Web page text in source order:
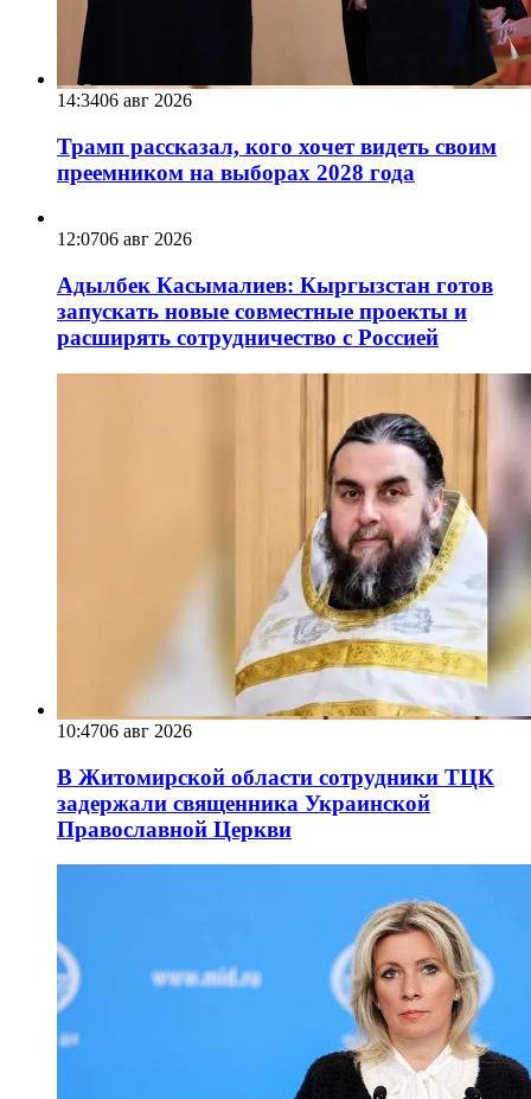
14:3406 авг 2026
Трамп рассказал, кого хочет видеть своим
преемником на выборах 2028 года
12:0706 авг 2026
Адылбек Касымалиев: Кыргызстан готов
запускать новые совместные проекты и
расширять сотрудничество с Россией
10:4706 авг 2026
В Житомирской области сотрудники ТЦК
задержали священника Украинской
Православной Церкви